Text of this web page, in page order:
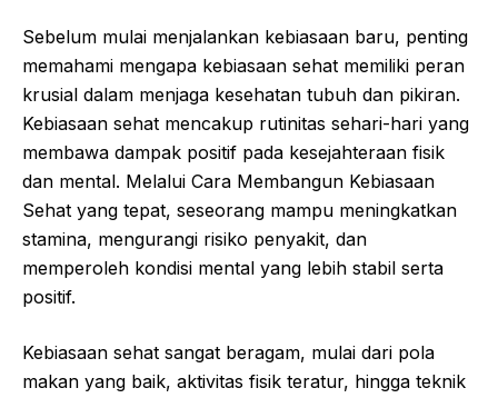
Sebelum mulai menjalankan kebiasaan baru, penting
memahami mengapa kebiasaan sehat memiliki peran
krusial dalam menjaga kesehatan tubuh dan pikiran.
Kebiasaan sehat mencakup rutinitas sehari-hari yang
membawa dampak positif pada kesejahteraan fisik
dan mental. Melalui Cara Membangun Kebiasaan
Sehat yang tepat, seseorang mampu meningkatkan
stamina, mengurangi risiko penyakit, dan
memperoleh kondisi mental yang lebih stabil serta
positif.
Kebiasaan sehat sangat beragam, mulai dari pola
makan yang baik, aktivitas fisik teratur, hingga teknik